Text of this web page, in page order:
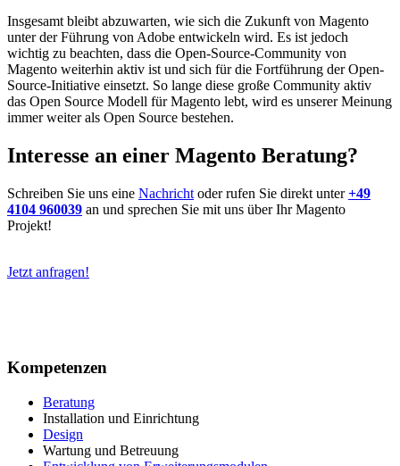
Insgesamt bleibt abzuwarten, wie sich die Zukunft von Magento
unter der Führung von Adobe entwickeln wird. Es ist jedoch
wichtig zu beachten, dass die Open-Source-Community von
Magento weiterhin aktiv ist und sich für die Fortführung der Open-
Source-Initiative einsetzt. So lange diese große Community aktiv
das Open Source Modell für Magento lebt, wird es unserer Meinung
immer weiter als Open Source bestehen.
Interesse an einer Magento Beratung?
Schreiben Sie uns eine Nachricht oder rufen Sie direkt unter+49
4104 960039 an und sprechen Sie mit uns über Ihr Magento
Projekt!
Jetzt anfragen!
Kompetenzen
Beratung
Installation und Einrichtung
Design
Wartung und Betreuung